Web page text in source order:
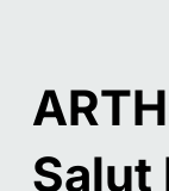
Salut